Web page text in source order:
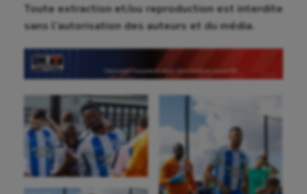
Toute extraction et/ou reproduction est interdite
sans l’autorisation des auteurs et du média.